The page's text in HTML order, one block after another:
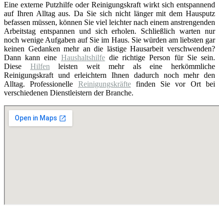
Eine externe Putzhilfe oder Reinigungskraft wirkt sich entspannend
auf Ihren Alltag aus. Da Sie sich nicht länger mit dem Hausputz
befassen müssen, können Sie viel leichter nach einem anstrengenden
Arbeitstag entspannen und sich erholen. Schließlich warten nur
noch wenige Aufgaben auf Sie im Haus. Sie würden am liebsten gar
keinen Gedanken mehr an die lästige Hausarbeit verschwenden?
Dann kann eine Haushaltshilfedie richtige Person für Sie sein.
Diese Hilfenleisten weit mehr als eine herkömmliche
Reinigungskraft und erleichtern Ihnen dadurch noch mehr den
Alltag. Professionelle Reinigungskräftefinden Sie vor Ort bei
verschiedenen Dienstleistern der Branche.